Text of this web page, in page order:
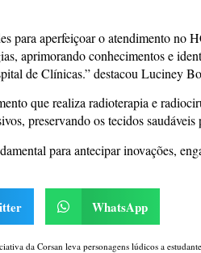
para aperfeiçoar o atendimento no
aprimorando conhecimentos e
de Clínicas.” destacou Luciney
que realiza radioterapia e
preservando os tecidos
para antecipar inovações,
WhatsApp